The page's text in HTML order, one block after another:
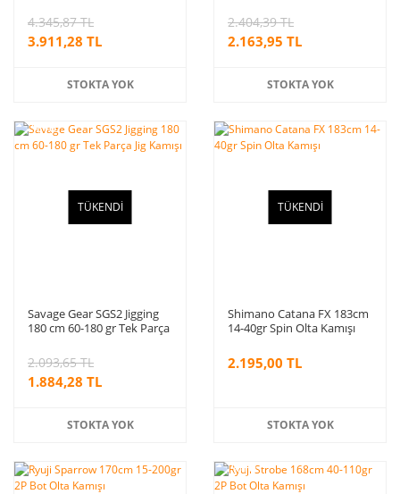
3.911,28 TL
4.345,87 TL
STOKTA YOK
2.163,95 TL
2.404,39 TL
STOKTA YOK
%10
indirim
TÜKENDİ
Savage Gear SGS2 Jigging
180 cm 60-180 gr Tek Parça
1.884,28 TL
2.093,65 TL
STOKTA YOK
TÜKENDİ
Shimano Catana FX 183cm
14-40gr Spin Olta Kamışı
2.195,00 TL
STOKTA YOK
%10
indirim